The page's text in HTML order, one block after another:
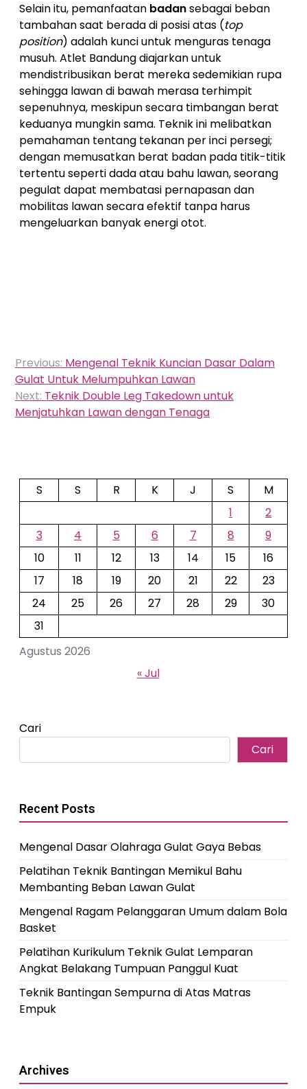
Selain itu, pemanfaatan badansebagai beban
tambahan saat berada di posisi atas (top
position) adalah kunci untuk menguras tenaga
musuh. Atlet Bandung diajarkan untuk
mendistribusikan berat mereka sedemikian rupa
sehingga lawan di bawah merasa terhimpit
sepenuhnya, meskipun secara timbangan berat
keduanya mungkin sama. Teknik ini melibatkan
pemahaman tentang tekanan per inci persegi;
dengan memusatkan berat badan pada titik-titik
tertentu seperti dada atau bahu lawan, seorang
pegulat dapat membatasi pernapasan dan
mobilitas lawan secara efektif tanpa harus
mengeluarkan banyak energi otot.
Navigasi
pos
Previous: Mengenal Teknik Kuncian Dasar Dalam
Gulat Untuk Melumpuhkan Lawan
Next: Teknik Double Leg Takedown untuk
Menjatuhkan Lawan dengan Tenaga
Agustus 2026
S S R K J S
M
1
2
3
4 5 6 7 8
9
10
11 12 13 14 15
16
17
18 19 20 21 22
23
24
25 26 27 28 29
30
31
« Jul
Cari
Cari
Recent Posts
Mengenal Dasar Olahraga Gulat Gaya Bebas
Pelatihan Teknik Bantingan Memikul Bahu
Membanting Beban Lawan Gulat
Mengenal Ragam Pelanggaran Umum dalam Bola
Basket
Pelatihan Kurikulum Teknik Gulat Lemparan
Angkat Belakang Tumpuan Panggul Kuat
Teknik Bantingan Sempurna di Atas Matras
Empuk
Archives